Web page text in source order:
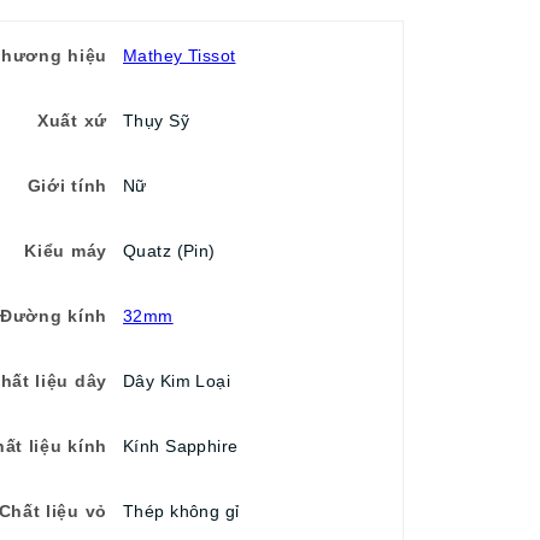
hiệu Mathey Tissot
Xuất xứ Thụy Sỹ
Giới tính Nữ
Kiểu máy Quatz (Pin)
Đường kính 32mm
liệu dây Dây Kim Loại
liệu kính Kính Sapphire
liệu vỏ Thép không gỉ